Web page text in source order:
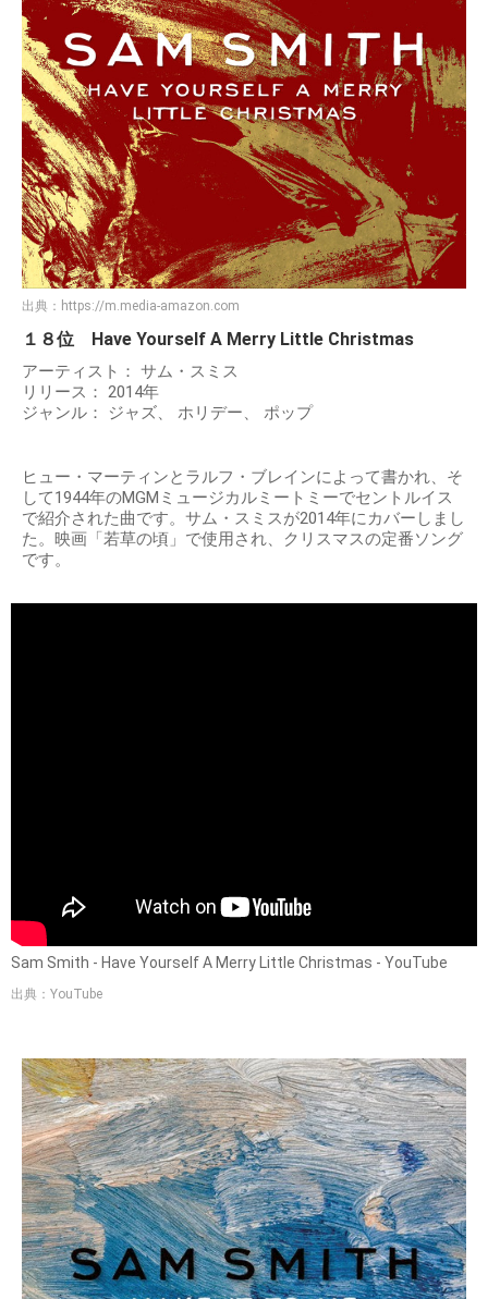
出典： https://m.media-amazon.com
１８位 Have Yourself A Merry Little Christmas
アーティスト： サム・スミス
リリース： 2014年
ジャンル： ジャズ、 ホリデー、 ポップ
ヒュー・マーティンとラルフ・ブレインによって書かれ、そ
して1944年のMGMミュージカルミートミーでセントルイス
で紹介された曲です。サム・スミスが2014年にカバーしまし
た。映画「若草の頃」で使用され、クリスマスの定番ソング
です。
Sam Smith - Have Yourself A Merry Little Christmas - YouTube
出典：YouTube